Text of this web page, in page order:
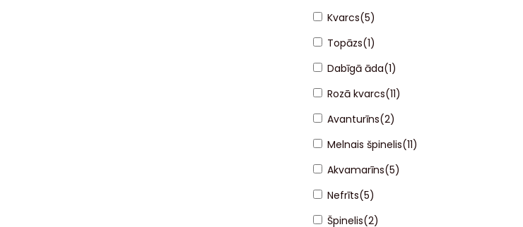
Kvarcs(5)
Topāzs(1)
Dabīgā āda(1)
Rozā kvarcs(11)
Avanturīns(2)
Melnais špinelis(11)
Akvamarīns(5)
Nefrīts(5)
Špinelis(2)